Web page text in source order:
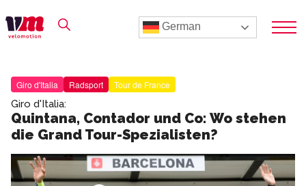
German
Giro d'Italia Radsport Tour de France
Giro d'Italia:
Quintana, Contador und Co: Wo stehen
die Grand Tour-Spezialisten?